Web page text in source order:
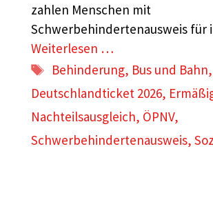
zahlen Menschen mit
Schwerbehindertenausweis
Weiterlesen …
Schlagwörter
Behinderung, Bus und Bahn,
Deutschlandticket 2026,
Nachteilsausgleich, ÖPNV,
Schwerbehindertenausweis,